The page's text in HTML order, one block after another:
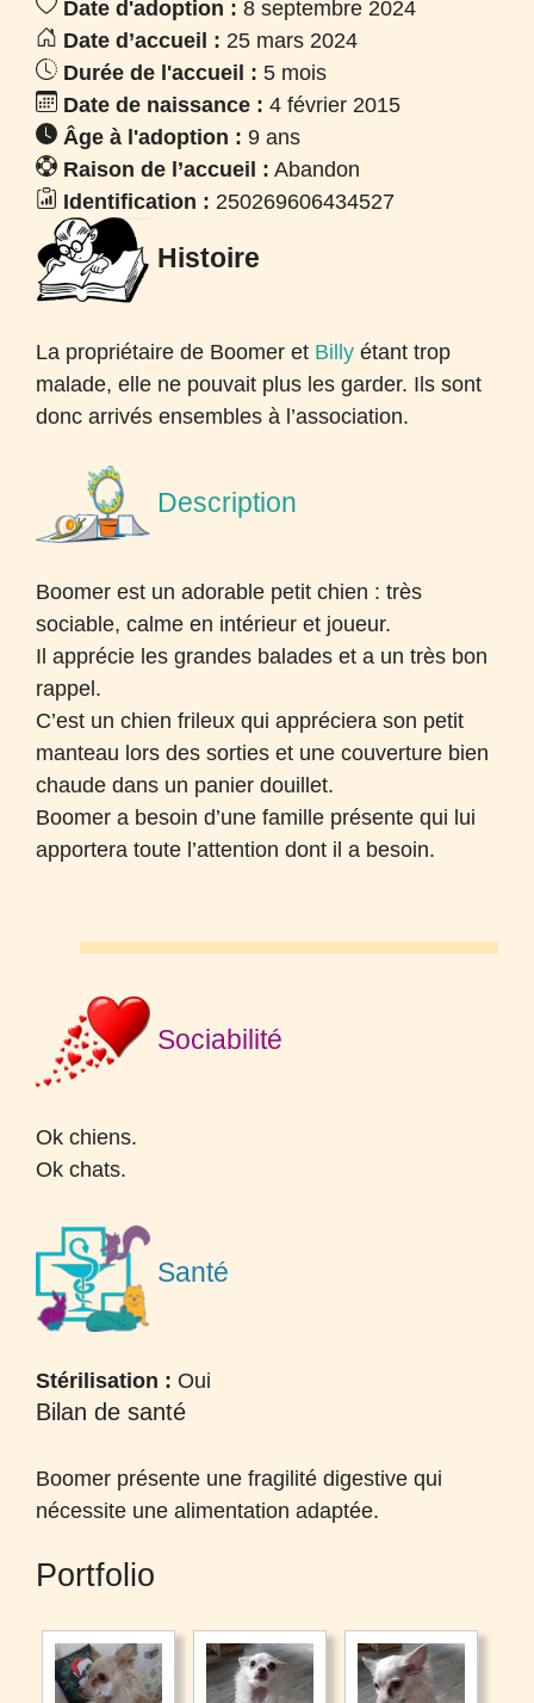
Date d'adoption : 8 septembre 2024
Date d’accueil : 25 mars 2024
Durée de l'accueil : 5 mois
Date de naissance : 4 février 2015
Âge à l'adoption : 9 ans
Raison de l’accueil : Abandon
Identification : 250269606434527
Histoire
La propriétaire de Boomer et Billy étant trop
malade, elle ne pouvait plus les garder. Ils sont
donc arrivés ensembles à l’association.
Description
Boomer est un adorable petit chien : très
sociable, calme en intérieur et joueur.
Il apprécie les grandes balades et a un très bon
rappel.
C’est un chien frileux qui appréciera son petit
manteau lors des sorties et une couverture bien
chaude dans un panier douillet.
Boomer a besoin d’une famille présente qui lui
apportera toute l’attention dont il a besoin.
Sociabilité
Ok chiens.
Ok chats.
Santé
Stérilisation : Oui
Bilan de santé
Boomer présente une fragilité digestive qui
nécessite une alimentation adaptée.
Portfolio